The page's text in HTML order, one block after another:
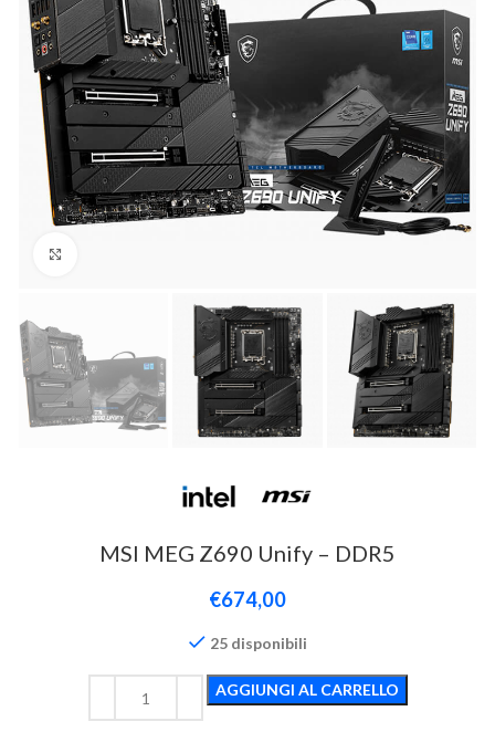
MSI MEG Z690 Unify – DDR5
€674,00
25 disponibili
AGGIUNGI AL CARRELLO